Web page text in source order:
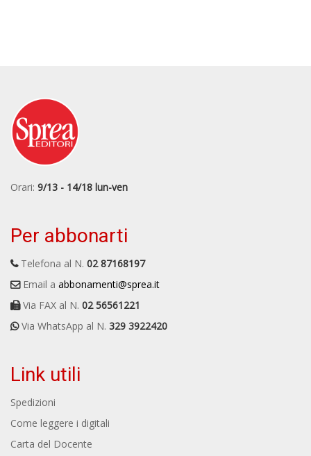
Orari: 9/13 - 14/18 lun-ven
Per abbonarti
Telefona al N. 02 87168197
Email a abbonamenti@sprea.it
Via FAX al N. 02 56561221
Via WhatsApp al N. 329 3922420
Link utili
Spedizioni
Come leggere i digitali
Carta del Docente